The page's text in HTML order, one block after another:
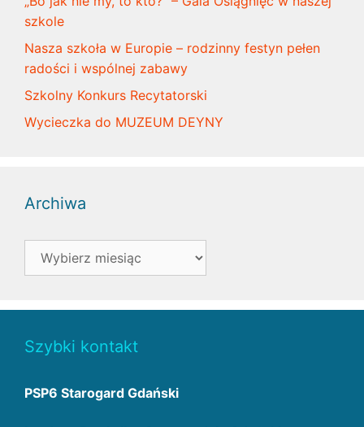
szkole
Nasza szkoła w Europie – rodzinny festyn pełen
radości i wspólnej zabawy
Szkolny Konkurs Recytatorski
Wycieczka do MUZEUM DEYNY
Archiwa
Archiwa
Szybki kontakt
PSP6 Starogard Gdański